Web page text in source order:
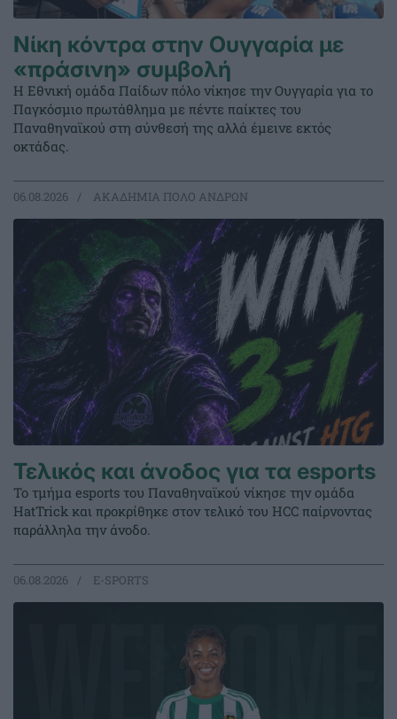
Νίκη κόντρα στην Ουγγαρία με
«πράσινη» συμβολή
Η Εθνική ομάδα Παίδων πόλο νίκησε την Ουγγαρία για το
Παγκόσμιο πρωτάθλημα με πέντε παίκτες του
Παναθηναϊκού στη σύνθεσή της αλλά έμεινε εκτός
οκτάδας.
06.08.2026 ΑΚΑΔΗΜΙΑ ΠΟΛΟ ΑΝΔΡΩΝ
Τελικός και άνοδος για τα esports
Το τμήμα esports του Παναθηναϊκού νίκησε την ομάδα
HatTrick και προκρίθηκε στον τελικό του HCC παίρνοντας
παράλληλα την άνοδο.
06.08.2026 E-SPORTS